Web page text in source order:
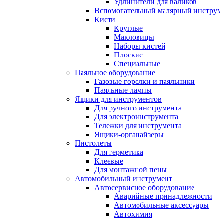
Удлинители для валиков
Вспомогательный малярный
Кисти
Круглые
Макловицы
Наборы кистей
Плоские
Специальные
Паяльное оборудование
Газовые горелки и паяльники
Паяльные лампы
Ящики для инструментов
Для ручного инструмента
Для электроинструмента
Тележки для инструмента
Ящики-органайзеры
Пистолеты
Для герметика
Клеевые
Для монтажной пены
Автомобильный инструмент
Автосервисное оборудование
Аварийные принадлежности
Автомобильные аксессуары
Автохимия